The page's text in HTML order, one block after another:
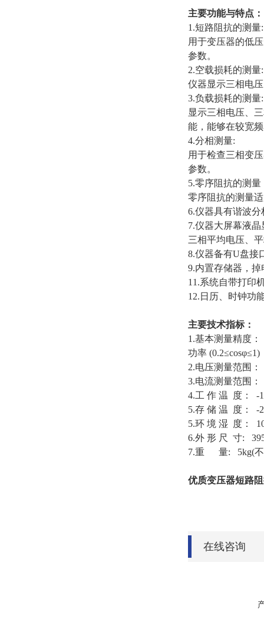
主要功能与特点：
1.短路阻抗的测量:
用于变压器的低
参数。
2.空载损耗的测量:
仪器显示三相电
3.负载损耗的测量:
显示三相电压、
能，能够在较宽
4.分相测量:
用于检查三相变
参数。
5.零序阻抗的测量
零序阻抗的测量
6.仪器具有谐波
7.仪器大屏幕液
三相平均电压、
8.仪器备有U盘接
9.内置存储器，
11.系统自带打印
12.日历、时钟功
主要技术指标：
1.基本测量精
功率
2.电压测量范围
3.电流测量范围
4.工 作 温 度：
5.存 储 温 度：
5.环 境 湿 度：
6.外 形 尺 寸:
7.重 量: 5kg(不
优质变压器短路
在线咨询